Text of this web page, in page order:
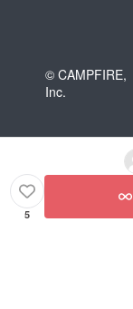
© CAMPFIRE,
Inc.
5